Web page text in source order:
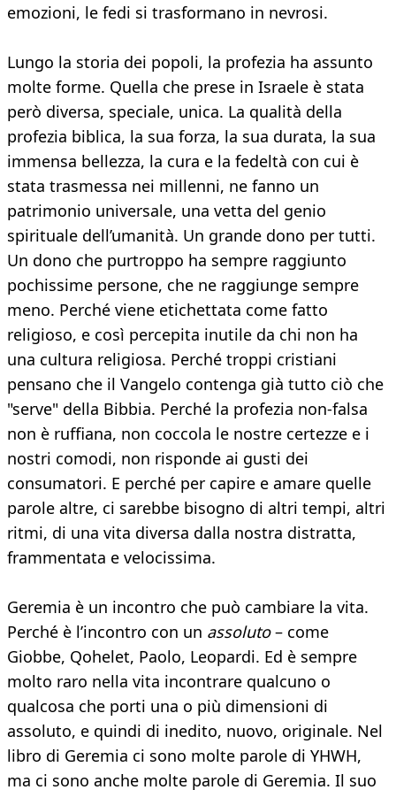
emozioni, le fedi si trasformano in nevrosi.
Lungo la storia dei popoli, la profezia ha assunto
molte forme. Quella che prese in Israele è stata
però diversa, speciale, unica. La qualità della
profezia biblica, la sua forza, la sua durata, la sua
immensa bellezza, la cura e la fedeltà con cui è
stata trasmessa nei millenni, ne fanno un
patrimonio universale, una vetta del genio
spirituale dell’umanità. Un grande dono per tutti.
Un dono che purtroppo ha sempre raggiunto
pochissime persone, che ne raggiunge sempre
meno. Perché viene etichettata come fatto
religioso, e così percepita inutile da chi non ha
una cultura religiosa. Perché troppi cristiani
pensano che il Vangelo contenga già tutto ciò che
"serve" della Bibbia. Perché la profezia non-falsa
non è ruffiana, non coccola le nostre certezze e i
nostri comodi, non risponde ai gusti dei
consumatori. E perché per capire e amare quelle
parole altre, ci sarebbe bisogno di altri tempi, altri
ritmi, di una vita diversa dalla nostra distratta,
frammentata e velocissima.
Geremia è un incontro che può cambiare la vita.
Perché è l’incontro con un assoluto– come
Giobbe, Qohelet, Paolo, Leopardi. Ed è sempre
molto raro nella vita incontrare qualcuno o
qualcosa che porti una o più dimensioni di
assoluto, e quindi di inedito, nuovo, originale. Nel
libro di Geremia ci sono molte parole di YHWH,
ma ci sono anche molte parole di Geremia. Il suo